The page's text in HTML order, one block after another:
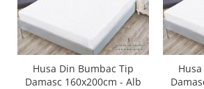
Husa Din Bumbac Tip
Damasc 160x200cm - Alb